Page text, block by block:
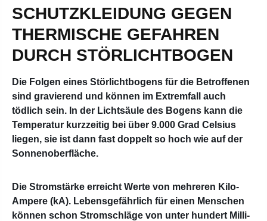
SCHUTZKLEIDUNG GEGEN
THERMISCHE GEFAHREN
DURCH STÖRLICHTBOGEN
Die Folgen eines Störlichtbogens für die Betroffenen
sind gravierend und können im Extremfall auch
tödlich sein. In der Lichtsäule des Bogens kann die
Temperatur kurzzeitig bei über 9.000 Grad Celsius
liegen, sie ist dann fast doppelt so hoch wie auf der
Sonnenoberfläche.
Die Stromstärke erreicht Werte von mehreren Kilo-
Ampere (kA). Lebensgefährlich für einen Menschen
können schon Stromschläge von unter hundert Milli-